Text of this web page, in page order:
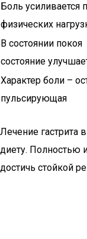
Боль усиливается
физических
В состоянии покоя
состояние
Характер боли –
пульсирующая
Лечение гастрита
диету. Полностью
достичь стойкой